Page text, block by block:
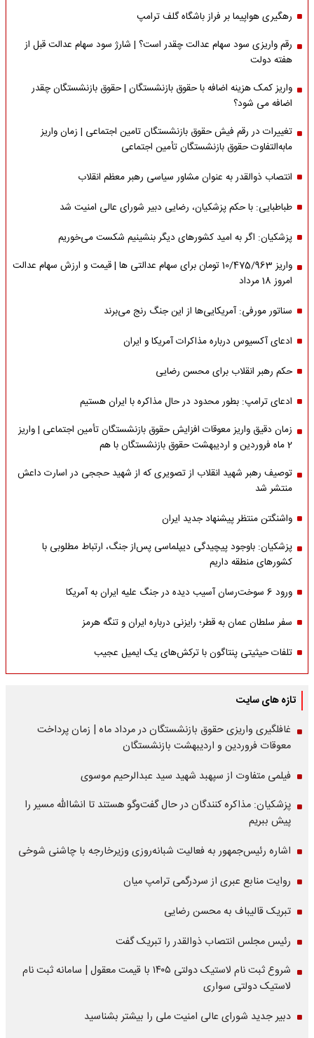
رهگیری هواپیما بر فراز باشگاه گلف ترامپ
رقم واریزی سود سهام عدالت چقدر است؟ | شارژ سود سهام عدالت قبل از
هفته دولت
واریز کمک هزینه اضافه با حقوق بازنشستگان | حقوق بازنشستگان چقدر
اضافه می شود؟
تغییرات در رقم فیش حقوق بازنشستگان تامین اجتماعی | زمان واریز
مابه‌التفاوت حقوق بازنشستگان تأمین اجتماعی
انتصاب ذوالقدر به عنوان مشاور سیاسی رهبر معظم انقلاب
طباطبایی: با حکم پزشکیان، رضایی دبیر شورای عالی امنیت شد
پزشکیان: اگر به امید کشورهای دیگر بنشینیم شکست می‌خوریم
واریز 10/475/963 تومان برای سهام عدالتی ها | قیمت و ارزش سهام عدالت
امروز 18 مرداد
سناتور مورفی: آمریکایی‌ها از این جنگ رنج می‌برند
ادعای آکسیوس درباره مذاکرات آمریکا و ایران
حکم رهبر انقلاب برای محسن رضایی
ادعای ترامپ: بطور محدود در حال مذاکره با ایران هستیم
زمان دقیق واریز معوقات افزایش حقوق بازنشستگان تأمین اجتماعی | واریز
2 ماه فروردین و اردیبهشت حقوق بازنشستگان با هم
توصیف رهبر شهید انقلاب از تصویری که از شهید حججی در اسارت داعش
منتشر شد
واشنگتن منتظر پیشنهاد جدید ایران
پزشکیان: باوجود پیچیدگی دیپلماسی پس‌از جنگ، ارتباط مطلوبی با
کشورهای منطقه داریم
ورود 6 سوخت‌رسان آسیب دیده در جنگ علیه ایران به آمریکا
سفر سلطان عمان به قطر؛ رایزنی درباره ایران و تنگه هرمز
تلفات حیثیتی پنتاگون با ترکش‌های یک ایمیل عجیب
تازه های سایت
غافلگیری واریزی حقوق بازنشستگان در مرداد ماه | زمان پرداخت
معوقات فروردین و اردیبهشت بازنشستگان
فیلمی متفاوت از سپهبد شهید سید عبدالرحیم موسوی
پزشکیان: مذاکره کنندگان در حال گفت‌وگو هستند تا انشاالله مسیر را
پیش ببریم
اشاره‌ رئیس‌جمهور به فعالیت شبانه‌روزی وزیر‌خارجه با چاشنی شوخی
روایت منابع عبری از سردرگمی ترامپ میان
تبریک قالیباف به محسن رضایی
رئیس مجلس انتصاب ذوالقدر را تبریک گفت
شروع ثبت نام لاستیک دولتی ۱۴۰۵ با قیمت معقول | سامانه ثبت نام
لاستیک دولتی سواری
دبیر جدید شورای عالی امنیت ملی را بیشتر بشناسید